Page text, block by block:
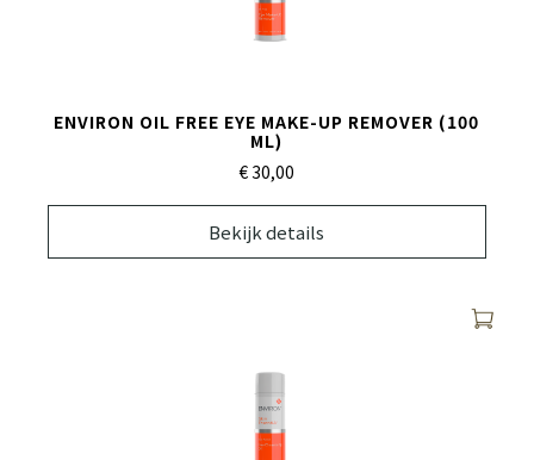
ENVIRON OIL FREE EYE MAKE-UP REMOVER (100
ML)
€ 30,00
Bekijk details